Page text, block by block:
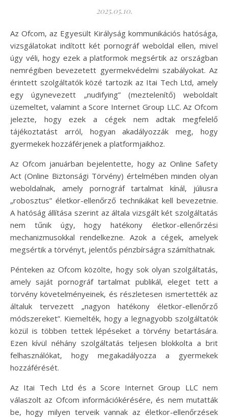
2025.05.10.
Az Ofcom, az Egyesült Királyság kommunikációs hatósága,
vizsgálatokat indított két pornográf weboldal ellen, mivel
úgy véli, hogy ezek a platformok megsértik az országban
nemrégiben bevezetett gyermekvédelmi szabályokat. Az
érintett szolgáltatók közé tartozik az Itai Tech Ltd, amely
egy úgynevezett „nudifying” (meztelenítő) weboldalt
üzemeltet, valamint a Score Internet Group LLC. Az Ofcom
jelezte, hogy ezek a cégek nem adtak megfelelő
tájékoztatást arról, hogyan akadályozzák meg, hogy
gyermekek hozzáférjenek a platformjaikhoz.
Az Ofcom januárban bejelentette, hogy az Online Safety
Act (Online Biztonsági Törvény) értelmében minden olyan
weboldalnak, amely pornográf tartalmat kínál, júliusra
„robosztus” életkor-ellenőrző technikákat kell bevezetnie.
A hatóság állítása szerint az általa vizsgált két szolgáltatás
nem tűnik úgy, hogy hatékony életkor-ellenőrzési
mechanizmusokkal rendelkezne. Azok a cégek, amelyek
megsértik a törvényt, jelentős pénzbírságra számíthatnak.
Pénteken az Ofcom közölte, hogy sok olyan szolgáltatás,
amely saját pornográf tartalmat publikál, eleget tett a
törvény követelményeinek, és részletesen ismertették az
általuk tervezett „nagyon hatékony életkor-ellenőrző
módszereket”. Kiemelték, hogy a legnagyobb szolgáltatók
közül is többen tettek lépéseket a törvény betartására.
Ezen kívül néhány szolgáltatás teljesen blokkolta a brit
felhasználókat, hogy megakadályozza a gyermekek
hozzáférését.
Az Itai Tech Ltd és a Score Internet Group LLC nem
válaszolt az Ofcom információkérésére, és nem mutatták
be, hogy milyen terveik vannak az életkor-ellenőrzések